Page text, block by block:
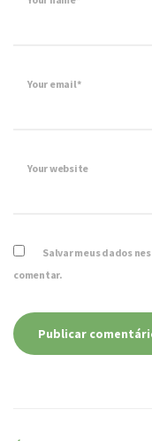
Your email*
Your website
Salvar meus dados
comentar.